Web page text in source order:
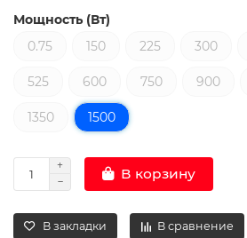
Мощность (Вт)
0.75
150 225 300
525 600 750 900
1350 1500
В корзину
В закладки В сравнение